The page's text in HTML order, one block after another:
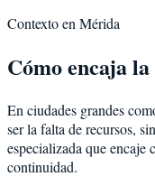
Contexto en Mérida
Cómo encaja
En ciudades grandes
ser la falta de recursos,
especializada que encaje
continuidad.